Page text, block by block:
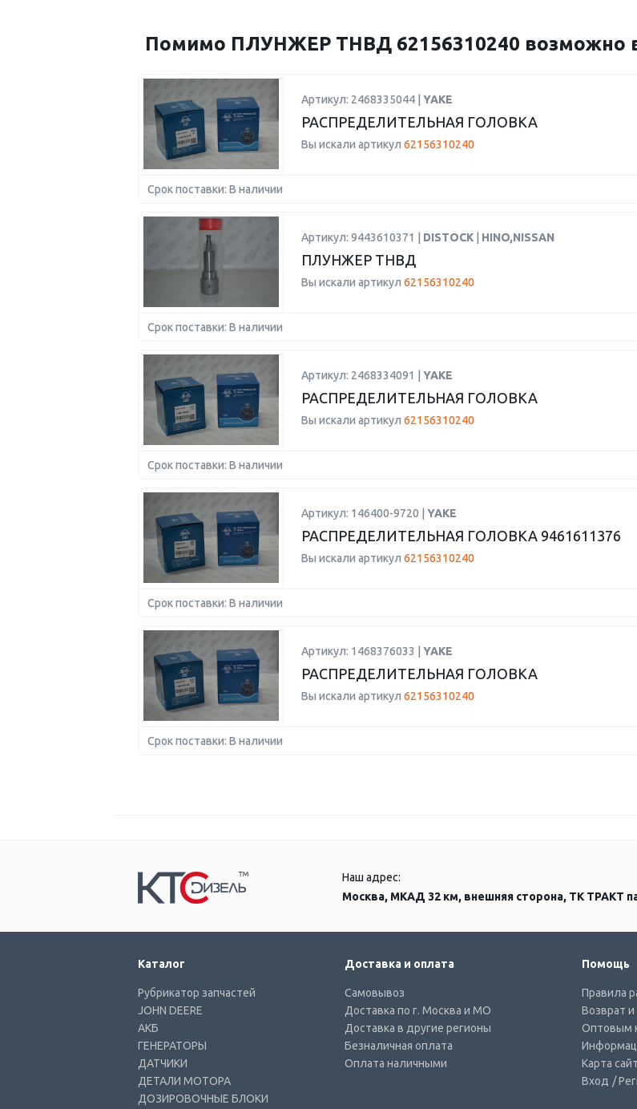
Помимо ПЛУНЖЕР ТНВД 62156310240 возможно
Артикул: 2468335044 | YAKE
РАСПРЕДЕЛИТЕЛЬНАЯ ГОЛОВКА
Вы искали артикул 62156310240
Срок поставки: В наличии
Артикул: 9443610371 | DISTOCK HINO,NISSAN
ПЛУНЖЕР ТНВД
Вы искали артикул 62156310240
Срок поставки: В наличии
Артикул: 2468334091 | YAKE
РАСПРЕДЕЛИТЕЛЬНАЯ ГОЛОВКА
Вы искали артикул 62156310240
Срок поставки: В наличии
Артикул: 146400-9720 | YAKE
РАСПРЕДЕЛИТЕЛЬНАЯ ГОЛОВКА 9461611376
Вы искали артикул 62156310240
Срок поставки: В наличии
Артикул: 1468376033 | YAKE
РАСПРЕДЕЛИТЕЛЬНАЯ ГОЛОВКА
Вы искали артикул 62156310240
Срок поставки: В наличии
Наш адрес:
Москва, МКАД 32 км, внешняя сторона, ТК ТРАКТ
Каталог
Рубрикатор запчастей
JOHN DEERE
АКБ
ГЕНЕРАТОРЫ
ДАТЧИКИ
ДЕТАЛИ МОТОРА
ДОЗИРОВОЧНЫЕ БЛОКИ
Доставка и оплата
Самовывоз
Доставка по г. Москва и МО
Доставка в другие регионы
Безналичная оплата
Оплата наличными
Помощь
Правила
Возврат
Оптовым
Карта
Вход /